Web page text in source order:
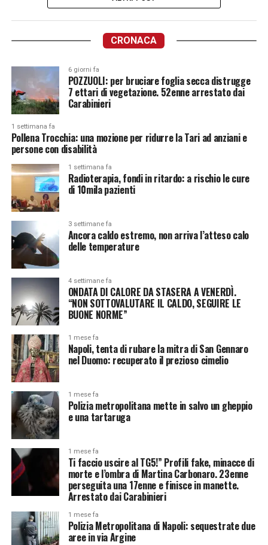
CRONACA
6 giorni fa
POZZUOLI: per bruciare foglia secca distrugge
7 ettari di vegetazione. 52enne arrestato dai
Carabinieri
1 settimana fa
Pollena Trocchia: una mozione per ridurre la Tari ad anziani e
persone con disabilità
1 settimana fa
Radioterapia, fondi in ritardo: a rischio le cure
di 10mila pazienti
3 settimane fa
Ancora caldo estremo, non arriva l’atteso calo
delle temperature
4 settimane fa
ONDATA DI CALORE DA STASERA A VENERDÌ.
“NON SOTTOVALUTARE IL CALDO, SEGUIRE LE
BUONE NORME”
1 mese fa
Napoli, tenta di rubare la mitra di San Gennaro
nel Duomo: recuperato il prezioso cimelio
1 mese fa
Polizia metropolitana mette in salvo un gheppio
e una tartaruga
1 mese fa
Ti faccio uscire al TG5!” Profili fake, minacce di
morte e l’ombra di Martina Carbonaro. 23enne
perseguita una 17enne e finisce in manette.
Arrestato dai Carabinieri
1 mese fa
Polizia Metropolitana di Napoli: sequestrate due
aree in via Argine